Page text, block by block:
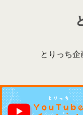
とりっち企